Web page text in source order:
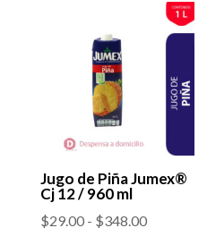
Jugo de Piña Jumex®
Cj 12 / 960 ml
$29.00 - $348.00Rango